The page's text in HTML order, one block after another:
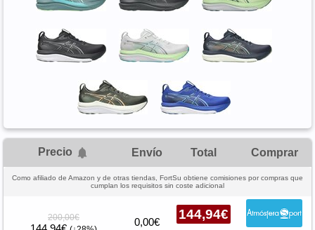
Precio Envío Total Comprar
Como afiliado de Amazon y de otras tiendas, FortSu obtiene comisiones por compras que
cumplan los requisitos sin coste adicional
200,00€ 0,00€
144,94€